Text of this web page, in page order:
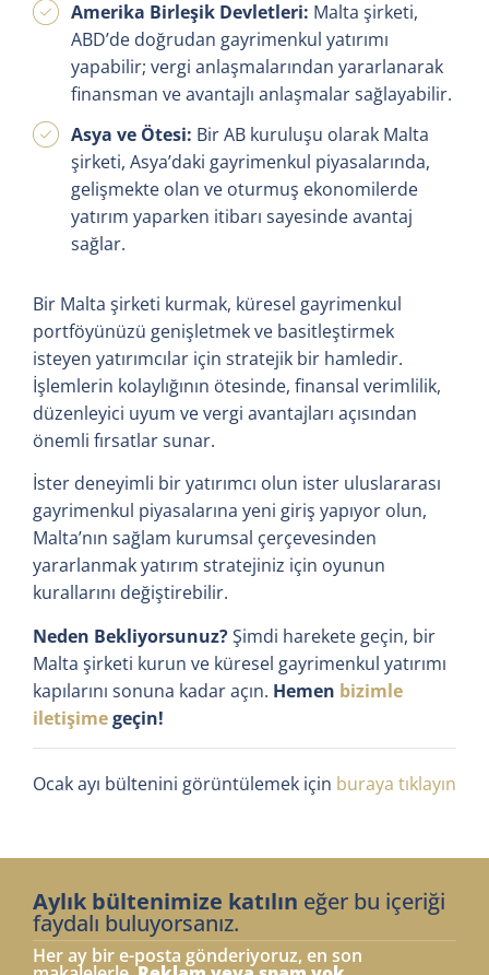
Amerika Birleşik Devletleri: Malta şirketi,
ABD’de doğrudan gayrimenkul yatırımı
yapabilir; vergi anlaşmalarından yararlanarak
finansman ve avantajlı anlaşmalar sağlayabilir.
Asya ve Ötesi: Bir AB kuruluşu olarak Malta
şirketi, Asya’daki gayrimenkul piyasalarında,
gelişmekte olan ve oturmuş ekonomilerde
yatırım yaparken itibarı sayesinde avantaj
sağlar.
Bir Malta şirketi kurmak, küresel gayrimenkul
portföyünüzü genişletmek ve basitleştirmek
isteyen yatırımcılar için stratejik bir hamledir.
İşlemlerin kolaylığının ötesinde, finansal verimlilik,
düzenleyici uyum ve vergi avantajları açısından
önemli fırsatlar sunar.
İster deneyimli bir yatırımcı olun ister uluslararası
gayrimenkul piyasalarına yeni giriş yapıyor olun,
Malta’nın sağlam kurumsal çerçevesinden
yararlanmak yatırım stratejiniz için oyunun
kurallarını değiştirebilir.
Neden Bekliyorsunuz?Şimdi harekete geçin, bir
Malta şirketi kurun ve küresel gayrimenkul yatırımı
kapılarını sonuna kadar açın. Hemen bizimle
iletişimegeçin!
Ocak ayı bültenini görüntülemek için buraya tıklayın
Aylık bültenimize katılın eğer bu içeriği
faydalı buluyorsanız.
Her ay bir e-posta gönderiyoruz, en son